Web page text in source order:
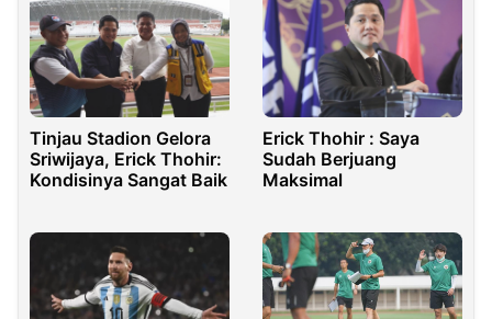
Tinjau Stadion Gelora
Sriwijaya, Erick Thohir:
Kondisinya Sangat Baik
Erick Thohir : Saya
Sudah Berjuang
Maksimal